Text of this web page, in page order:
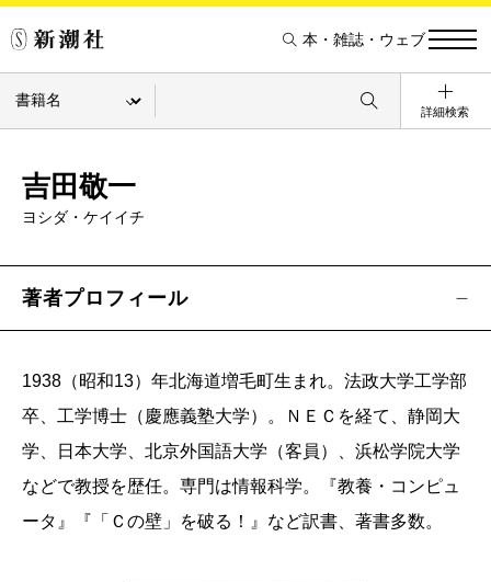
本・雑誌・ウェブ
詳細検索
吉田敬一
ヨシダ・ケイイチ
著者プロフィール
1938（昭和13）年北海道増毛町生まれ。法政大学工学部
卒、工学博士（慶應義塾大学）。ＮＥＣを経て、静岡大
学、日本大学、北京外国語大学（客員）、浜松学院大学
などで教授を歴任。専門は情報科学。『教養・コンピュ
ータ』『「Ｃの壁」を破る！』など訳書、著書多数。